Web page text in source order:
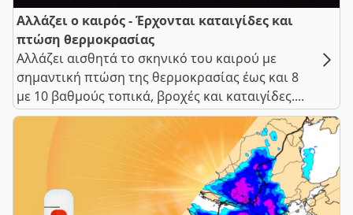
Αλλάζει ο καιρός - Έρχονται καταιγίδες και
πτώση θερμοκρασίας
Αλλάζει αισθητά το σκηνικό του καιρού με
σημαντική πτώση της θερμοκρασίας έως και 8
με 10 βαθμούς τοπικά, βροχές και καταιγίδες....